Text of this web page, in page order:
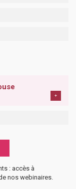
+
: accès à
nos webinaires.